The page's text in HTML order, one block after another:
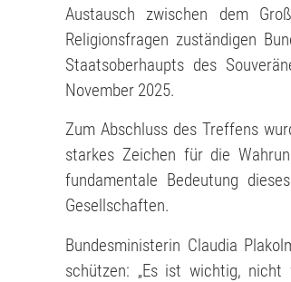
Austausch zwischen dem
Religionsfragen zuständigen
Staatsoberhaupts des
November 2025.
Zum Abschluss des Treffens
starkes Zeichen für die
fundamentale Bedeutung
Gesellschaften.
Bundesministerin Claudia
schützen: „Es ist wichtig,